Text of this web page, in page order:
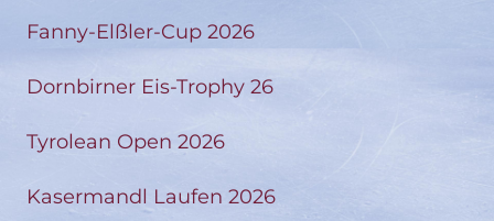
Fanny-Elßler-Cup 2026
Dornbirner Eis-Trophy 26
Tyrolean Open 2026
Kasermandl Laufen 2026